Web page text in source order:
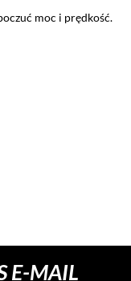
miłośników
E-MAIL